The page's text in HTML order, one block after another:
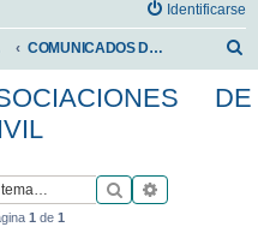
Identificarse
COMUNICADOS DE LA UNIÓN DE OFICIALES
s
DE
Buscar
1 de 1